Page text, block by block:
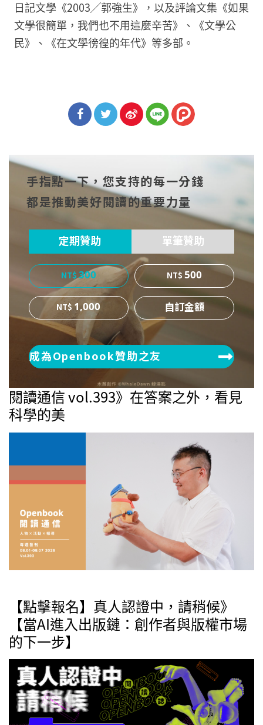
日記文學《2003╱郭強生》，以及評論文集《如果
文學很簡單，我們也不用這麼辛苦》、《文學公
民》、《在文學徬徨的年代》等多部。
cebo
ok
witt
er
博
手指點一下，您支持的每一分錢
都是推動美好閱讀的重要力量
定期贊助 單筆贊助
300
500
1,000
成為Openbook贊助之友
閱讀通信 vol.393》在答案之外，看見
科學的美
【點擊報名】真人認證中，請稍候》
【當AI進入出版鏈：創作者與版權市場
的下一步】